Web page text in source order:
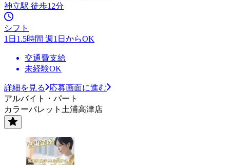
神立駅 徒歩12分
シフト
1日1.5時間 週1日からOK
交通費支給
未経験OK
詳細を見る
応募画面に進む
アルバイト・パート
カラーパレット土浦高津店